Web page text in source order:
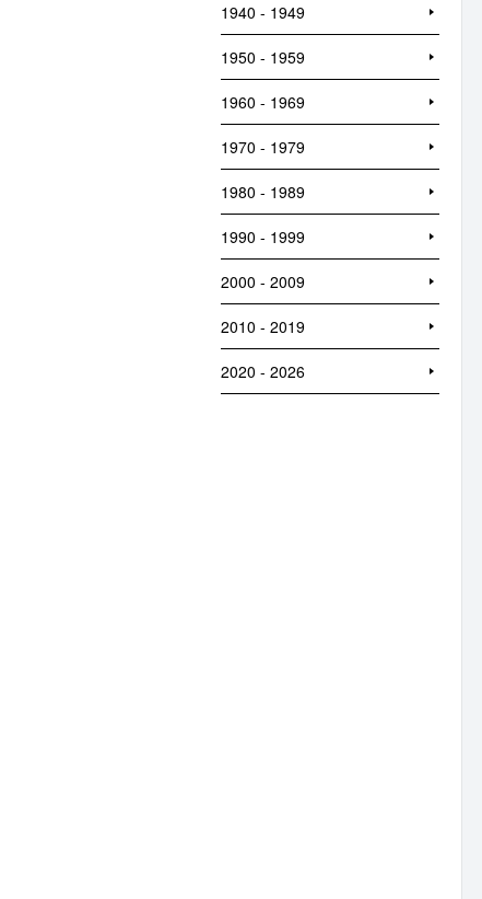
1940 - 1949
1950 - 1959
1960 - 1969
1970 - 1979
1980 - 1989
1990 - 1999
2000 - 2009
2010 - 2019
2020 - 2026